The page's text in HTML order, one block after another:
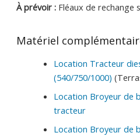
À prévoir :Fléaux de rechange
Matériel
Location Tracteur
(540/750/1000)
Location Broyeur de
tracteur
Location Broyeur de